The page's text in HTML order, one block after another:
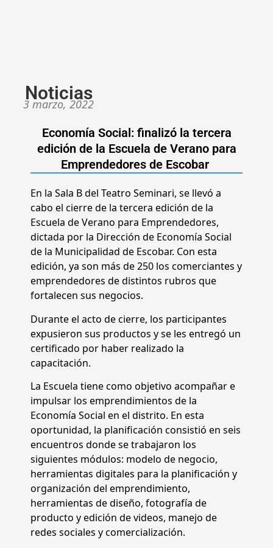
Noticias
3 marzo, 2022
Economía Social: finalizó la tercera
edición de la Escuela de Verano para
Emprendedores de Escobar
En la Sala B del Teatro Seminari, se llevó a
cabo el cierre de la tercera edición de la
Escuela de Verano para Emprendedores,
dictada por la Dirección de Economía Social
de la Municipalidad de Escobar. Con esta
edición, ya son más de 250 los comerciantes y
emprendedores de distintos rubros que
fortalecen sus negocios.
Durante el acto de cierre, los participantes
expusieron sus productos y se les entregó un
certificado por haber realizado la
capacitación.
La Escuela tiene como objetivo acompañar e
impulsar los emprendimientos de la
Economía Social en el distrito. En esta
oportunidad, la planificación consistió en seis
encuentros donde se trabajaron los
siguientes módulos: modelo de negocio,
herramientas digitales para la planificación y
organización del emprendimiento,
herramientas de diseño, fotografía de
producto y edición de videos, manejo de
redes sociales y comercialización.